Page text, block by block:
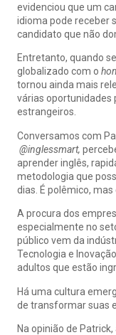
evidenciou que um
idioma pode receber
candidato que não
Entretanto, quando
globalizado com o
tornou ainda mais
várias oportunidades
estrangeiros.
Conversamos com
@inglessmart,
aprender inglês,
metodologia que
dias. É polêmico,
A procura dos
especialmente no
público vem da
Tecnologia e
adultos que estão
Há uma cultura
de transformar suas
Na opinião de